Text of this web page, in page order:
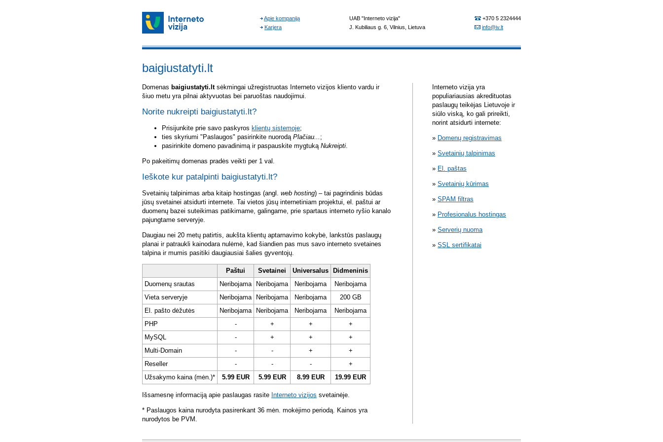
baigiustatyti.lt
Domenas baigiustatyti.ltsėkmingai užregistruotas Interneto vizijos kliento vardu ir
šiuo metu yra pilnai aktyvuotas bei paruoštas naudojimui.
Norite nukreipti baigiustatyti.lt?
Prisijunkite prie savo paskyros klientų sistemoje;
ties skyriumi "Paslaugos" pasirinkite nuorodą Plačiau... ;
pasirinkite domeno pavadinimą ir paspauskite mygtuką Nukreipti.
Po pakeitimų domenas pradės veikti per 1 val.
Ieškote kur patalpinti baigiustatyti.lt?
Svetainių talpinimas arba kitaip hostingas (angl. web hosting) – tai pagrindinis būdas
jūsų svetainei atsidurti internete. Tai vietos jūsų internetiniam projektui, el. paštui ar
duomenų bazei suteikimas patikimame, galingame, prie spartaus interneto ryšio kanalo
pajungtame serveryje.
Daugiau nei 20 metų patirtis, aukšta klientų aptarnavimo kokybė, lankstūs paslaugų
planai ir patraukli kainodara nulėmė, kad šiandien pas mus savo interneto svetaines
talpina ir mumis pasitiki daugiausiai šalies gyventojų.
Paštui Svetainei Universalus
Didmeninis
Duomenų srautas
Neribojama Neribojama Neribojama
Neribojama
Vieta serveryje
Neribojama Neribojama Neribojama
200 GB
El. pašto dėžutės
Neribojama Neribojama Neribojama
Neribojama
PHP
- + +
+
MySQL
- + +
+
Multi-Domain
- - +
+
Reseller
- - -
+
Užsakymo kaina (mėn.)*
5.99 EUR 5.99 EUR 8.99 EUR 19.99 EUR
Išsamesnę informaciją apie paslaugas rasite Interneto vizijos svetainėje.
* Paslaugos kaina nurodyta pasirenkant 36 mėn. mokėjimo periodą. Kainos yra
nurodytos be PVM.
Interneto vizija yra
populiariausias akredituotas
paslaugų teikėjas Lietuvoje ir
siūlo viską, ko gali prireikti,
norint atsidurti internete:
Domenų registravimas
Svetainių talpinimas
El. paštas
Svetainių kūrimas
SPAM filtras
Profesionalus hostingas
Serverių nuoma
SSL sertifikatai